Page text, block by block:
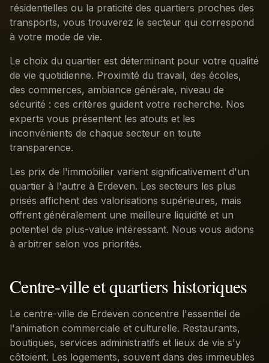
résidentielles ou la praticité des quartiers proches des
transports, vous trouverez le secteur qui correspond
à votre mode de vie.
Le choix du quartier est déterminant pour votre qualité
de vie quotidienne. Proximité du travail, des écoles,
des commerces, ambiance générale, niveau de
sécurité : ces critères guident votre recherche. Nos
experts vous présentent les atouts et les
inconvénients de chaque secteur en toute
transparence.
Les prix de l'immobilier varient significativement d'un
quartier à l'autre à Erdeven. Les secteurs les plus
prisés affichent des valorisations supérieures, mais
offrent généralement une meilleure liquidité et un
potentiel de plus-value intéressant. Nous vous aidons
à arbitrer selon vos priorités.
Centre-ville et quartiers historiques
Le centre-ville de Erdeven concentre l'essentiel de
l'animation commerciale et culturelle. Restaurants,
boutiques, services administratifs et lieux de vie s'y
côtoient. Les logements, souvent dans des immeubles